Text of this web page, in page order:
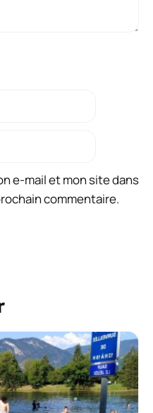
e-mail et mon site dans
commentaire.